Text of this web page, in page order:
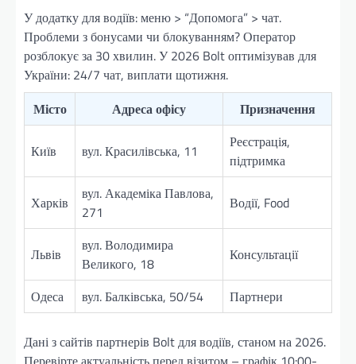
У додатку для водіїв: меню > “Допомога” > чат.
Проблеми з бонусами чи блокуванням? Оператор
розблокує за 30 хвилин. У 2026 Bolt оптимізував для
України: 24/7 чат, виплати щотижня.
Місто
Адреса офісу Призначення
Київ вул. Красилівська, 11
Реєстрація,
підтримка
Харків
вул. Академіка Павлова,
271
Водії, Food
Львів
вул. Володимира
Великого, 18
Консультації
Одеса вул. Балківська, 50/54 Партнери
Дані з сайтів партнерів Bolt для водіїв, станом на 2026.